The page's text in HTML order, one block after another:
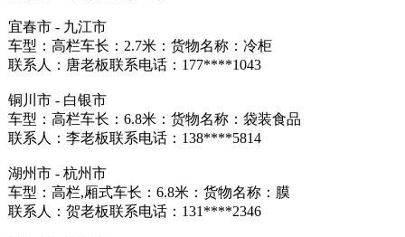
宜春市 - 九江市
车型：高栏车长：2.7米：货物名称：冷柜
联系人：唐老板联系电话：177****1043
铜川市 - 白银市
车型：高栏车长：6.8米：货物名称：袋装食品
联系人：李老板联系电话：138****5814
湖州市 - 杭州市
车型：高栏,厢式车长：6.8米：货物名称：膜
联系人：贺老板联系电话：131****2346